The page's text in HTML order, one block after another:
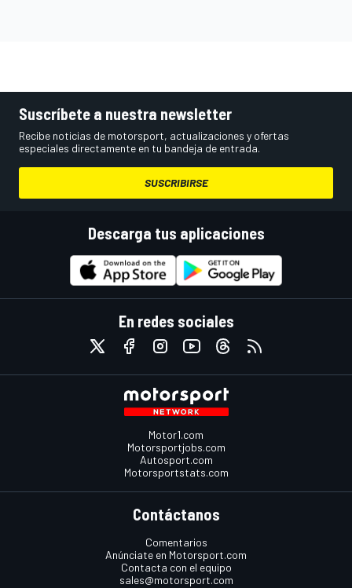
Suscríbete a nuestra newsletter
Recibe noticias de motorsport, actualizaciones y ofertas
especiales directamente en tu bandeja de entrada.
SUSCRIBIRSE
Descarga tus aplicaciones
En redes sociales
Motor1.com
Motorsportjobs.com
Autosport.com
Motorsportstats.com
Contáctanos
Comentarios
Anúnciate en Motorsport.com
Contacta con el equipo
sales@motorsport.com